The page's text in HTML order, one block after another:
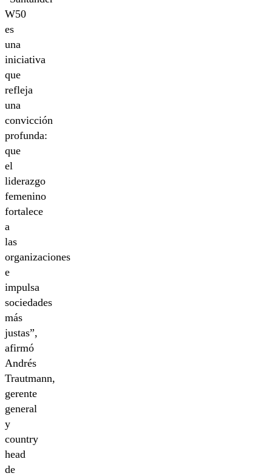
W50
es
una
iniciativa
que
refleja
una
convicción
profunda:
que
el
liderazgo
femenino
fortalece
a
las
organizaciones
e
impulsa
sociedades
más
justas”,
afirmó
Andrés
Trautmann,
gerente
general
y
country
head
de